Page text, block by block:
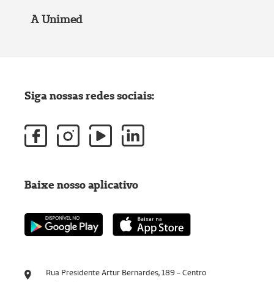
A Unimed
Rua Presidente Artur Bernardes, 189 - Centro
Siga nossas redes sociais:
Baixe nosso aplicativo